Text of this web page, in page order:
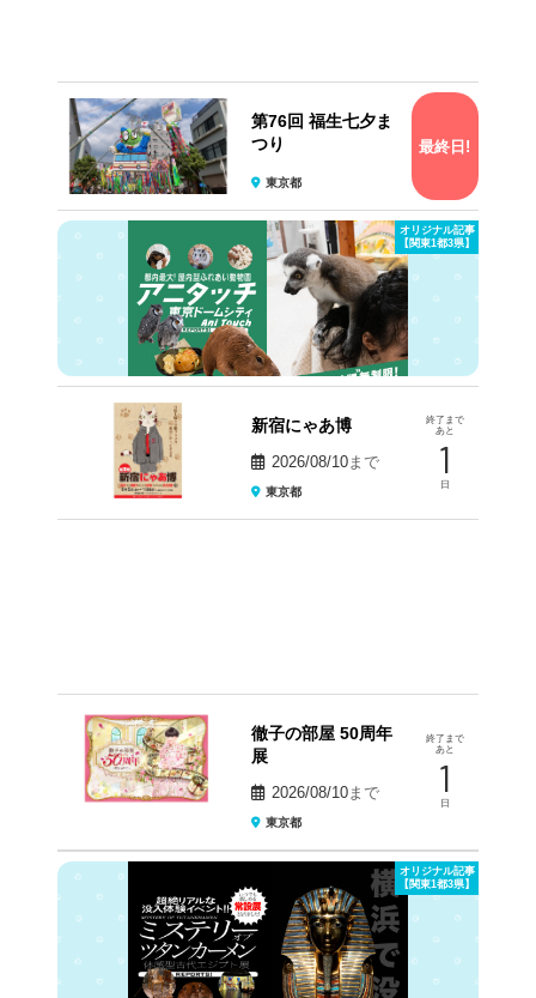
第76回 福生七夕ま
つり
東京都
最終日!
オリジナル記事
【関東1都3県】
新宿にゃあ博
2026/08/10まで
東京都
終了まで
あと
1
日
徹子の部屋 50周年
展
2026/08/10まで
東京都
終了まで
あと
1
日
オリジナル記事
【関東1都3県】